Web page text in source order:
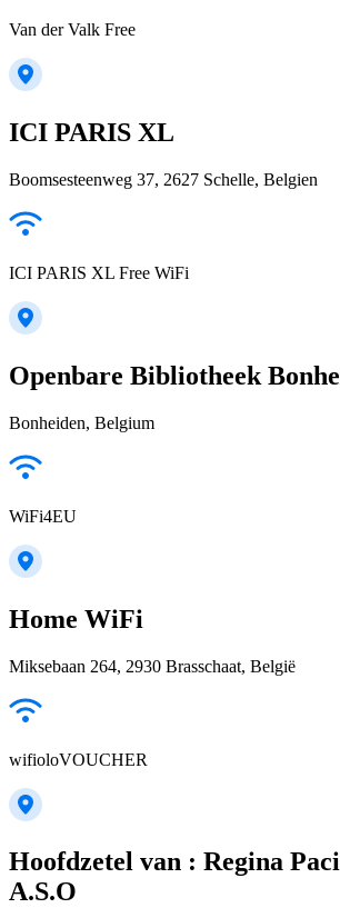
Van der Valk Free
ICI PARIS XL
Boomsesteenweg 37, 2627 Schelle, Belgien
ICI PARIS XL Free WiFi
Openbare Bibliotheek
Bonheiden, Belgium
WiFi4EU
Home WiFi
Miksebaan 264, 2930 Brasschaat, België
wifioloVOUCHER
Hoofdzetel van : Regina
A.S.O